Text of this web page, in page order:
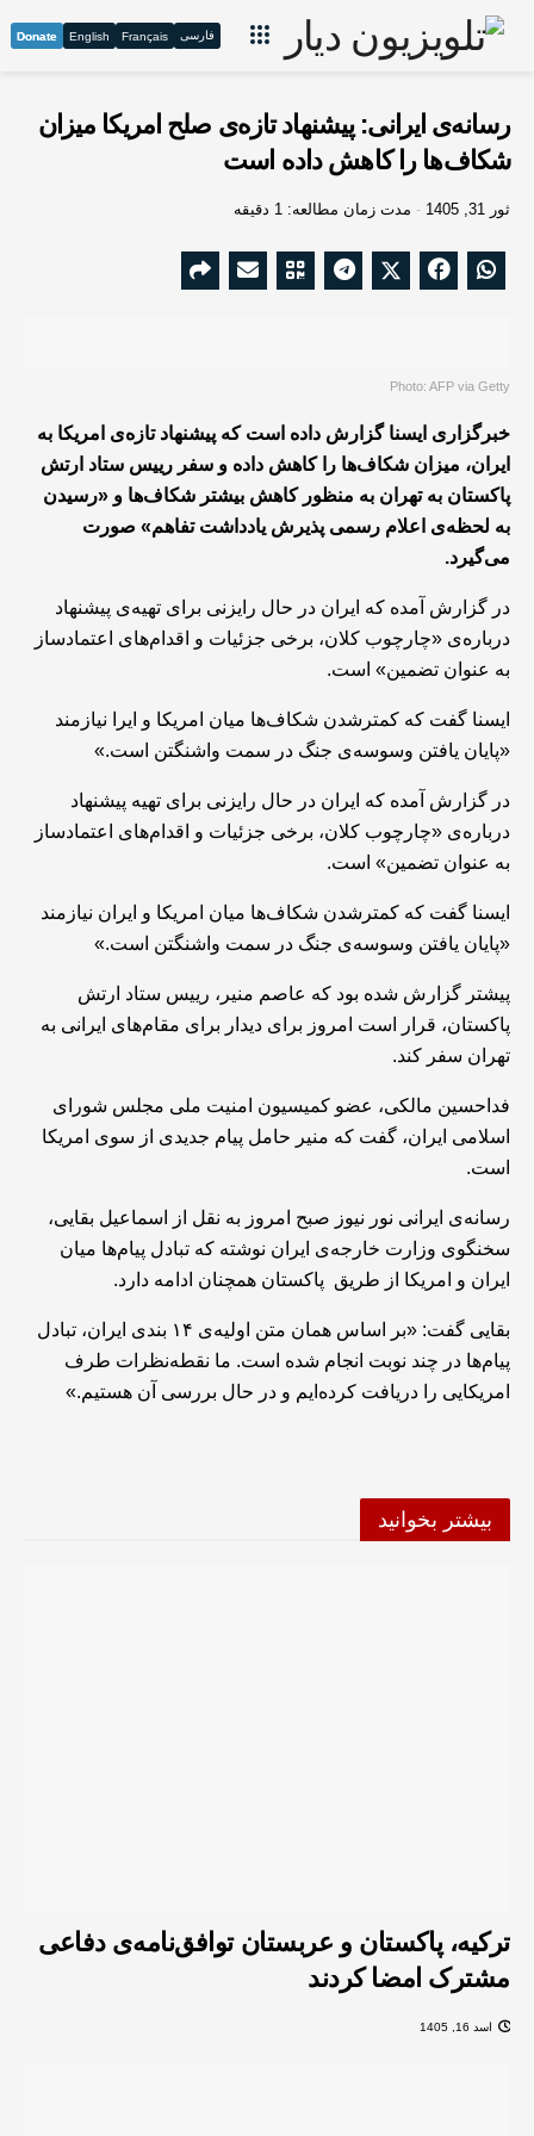
فارسی Français
English
Donate
رسانه‌ی ایرانی: پیشنهاد تازه‌ی صلح امریکا میزان
شکاف‌ها را کاهش داده است
ثور 31, 1405 مدت زمان مطالعه: 1 دقیقه
Photo: AFP via Getty
خبرگزاری ایسنا گزارش داده است که پیشنهاد تازه‌ی امریکا به
ایران، میزان شکاف‌ها را کاهش داده و سفر رییس ستاد ارتش
پاکستان به تهران به منظور کاهش بیشتر شکاف‌ها و «رسیدن
به لحظه‌ی اعلام رسمی پذیرش یادداشت تفاهم» صورت
می‌گیرد.
در گزارش‌ آمده که ایران در حال رایزنی برای تهیه‌ی پیشنهاد
درباره‌ی «چارچوب کلان، برخی جزئیات و اقدام‌های اعتمادساز
به عنوان تضمین» است.
ایسنا گفت که کمترشدن شکاف‌ها میان امریکا و ایرا نیازمند
«پایان یافتن وسوسه‌ی جنگ در سمت واشنگتن است.»
در گزارش‌ آمده که ایران در حال رایزنی برای تهیه پیشنهاد
درباره‌ی «چارچوب کلان، برخی جزئیات و اقدام‌های اعتمادساز
به عنوان تضمین» است.
ایسنا گفت که کمترشدن شکاف‌ها میان امریکا و ایران نیازمند
«پایان یافتن وسوسه‌ی جنگ در سمت واشنگتن است.»
پیشتر گزارش شده بود که عاصم منیر، رییس ستاد ارتش
پاکستان، قرار است امروز برای دیدار برای مقام‌های ایرانی به
تهران سفر کند.
فداحسین مالکی، عضو کمیسیون امنیت ملی مجلس شورای
اسلامی ایران، گفت که منیر حامل پیام جدیدی از سوی امریکا
است.
رسانه‌ی ایرانی نور نیوز صبح امروز به نقل از اسماعیل بقایی،
سخنگوی وزارت خارجه‌ی ایران نوشته که تبادل پیام‌ها میان
ایران و امریکا از طریق پاکستان همچنان ادامه دارد.
بقایی گفت: «بر اساس همان متن اولیه‌ی ۱۴ بندی ایران، تبادل
پیام‌ها در چند نوبت انجام شده است. ما نقطه‌نظرات طرف
امریکایی را دریافت کرده‌ایم و در حال بررسی آن هستیم.»
بیشتر بخوانید
ترکیه، پاکستان و عربستان توافق‌نامه‌ی دفاعی
مشترک امضا کردند
اسد 16, 1405